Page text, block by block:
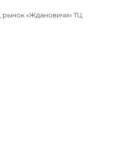
рынок «Ждановичи» ТЦ